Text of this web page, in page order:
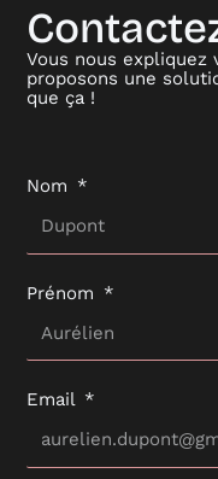
Vous nous expliquez
proposons une
que ça !
Nom
Prénom
Email